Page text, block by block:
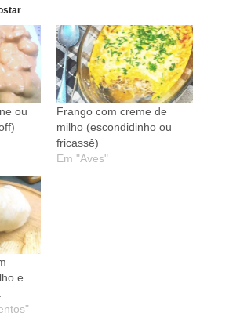
ou
Frango com creme de
milho (escondidinho ou
fricassê)
Em "Aves"
e